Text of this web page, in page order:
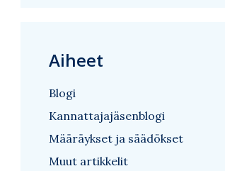
Aiheet
Blogi
Kannattajajäsenblogi
Määräykset ja säädökset
Muut artikkelit